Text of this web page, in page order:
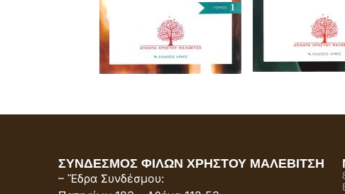
ΣΥΝΔΕΣΜΟΣ ΦΙΛΩΝ ΧΡΗΣΤΟΥ ΜΑΛΕΒΙΤΣΗ
– Ἕδρα Συνδέσμου: